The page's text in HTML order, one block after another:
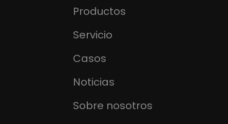
Productos
Servicio
Casos
Noticias
Sobre nosotros